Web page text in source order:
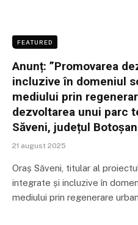
FEATURED
Anunț: ”Promovarea
incluzive în domeniul
mediului prin
dezvoltarea unui parc
Săveni, județul
21 august 2025
Oraș Săveni, titular al
integrate și incluzive în
mediului prin regenerare